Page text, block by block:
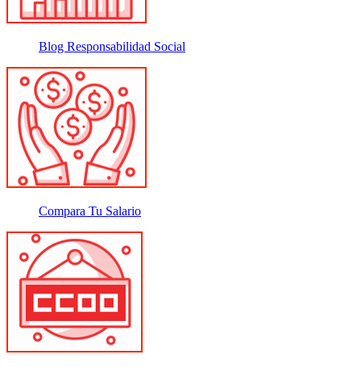
Blog Responsabilidad Social
Compara Tu Salario